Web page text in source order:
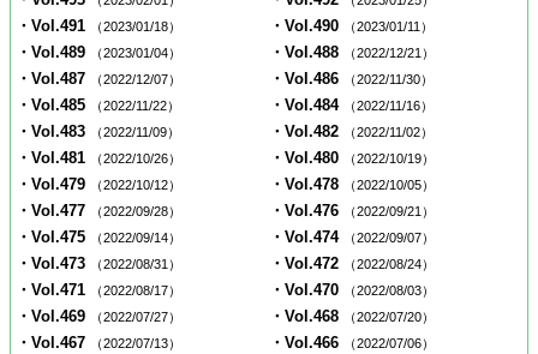
・Vol.491 （2023/01/18） ・Vol.490 （2023/01/11）
・Vol.489 （2023/01/04） ・Vol.488 （2022/12/21）
・Vol.487 （2022/12/07） ・Vol.486 （2022/11/30）
・Vol.485 （2022/11/22） ・Vol.484 （2022/11/16）
・Vol.483 （2022/11/09） ・Vol.482 （2022/11/02）
・Vol.481 （2022/10/26） ・Vol.480 （2022/10/19）
・Vol.479 （2022/10/12） ・Vol.478 （2022/10/05）
・Vol.477 （2022/09/28） ・Vol.476 （2022/09/21）
・Vol.475 （2022/09/14） ・Vol.474 （2022/09/07）
・Vol.473 （2022/08/31） ・Vol.472 （2022/08/24）
・Vol.471 （2022/08/17） ・Vol.470 （2022/08/03）
・Vol.469 （2022/07/27） ・Vol.468 （2022/07/20）
・Vol.467 （2022/07/13） ・Vol.466 （2022/07/06）